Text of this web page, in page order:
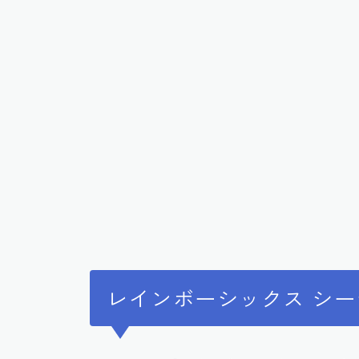
レインボーシックス シ